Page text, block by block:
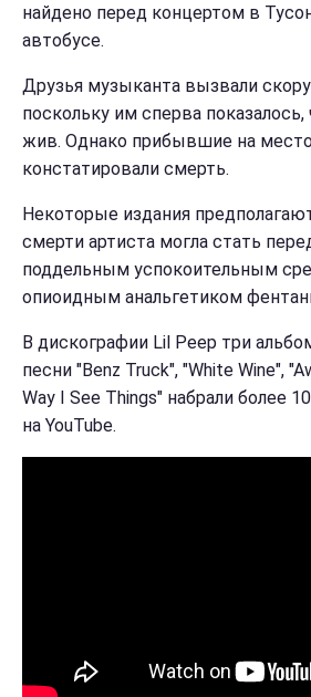
найдено перед концертом в
автобусе.
Друзья музыканта вызвали
поскольку им сперва
жив. Однако прибывшие на
констатировали смерть.
Некоторые издания
смерти артиста могла стать
поддельным успокоительным
опиоидным анальгетиком
В дискографии Lil Peep три
песни "Benz Truck", "White Wine",
Way I See Things" набрали более
на YouTube.